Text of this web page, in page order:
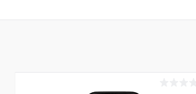
К сравнению